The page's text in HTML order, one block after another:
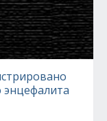
энцефалита